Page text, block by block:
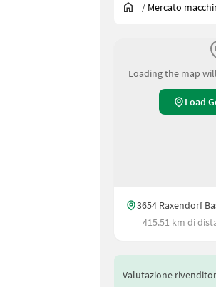
/ Mercato
Loading the map
Load
3654 Raxendorf
415.51 km di
Valutazione